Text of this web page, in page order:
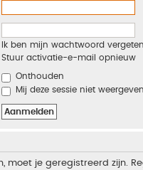
Ik ben mijn wachtwoord vergeten
Stuur activatie-e-mail opnieuw
Onthouden
Mij deze sessie niet
moet je geregistreerd zijn.